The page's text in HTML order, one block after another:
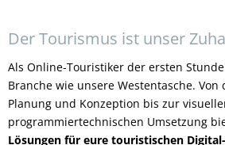
Der Tourismus ist unser
Als Online-Touristiker der ersten
Branche wie unsere Westentasche. Von
Planung und Konzeption bis zur
programmiertechnischen Umsetzung
Lösungen für eure touristischen